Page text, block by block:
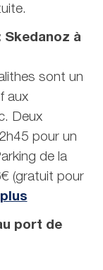
Skedanoz à
sont un
aux
Deux
pour un
de la
(gratuit pour
port de